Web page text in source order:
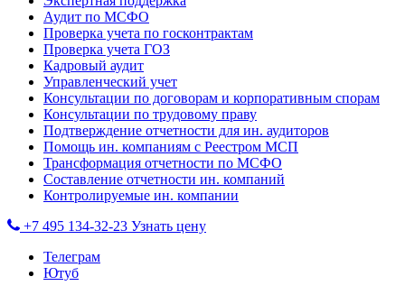
Аудит по МСФО
Проверка учета по госконтрактам
Проверка учета ГОЗ
Кадровый аудит
Управленческий учет
Консультации по договорам и корпоративным спорам
Консультации по трудовому праву
Подтверждение отчетности для ин. аудиторов
Помощь ин. компаниям с Реестром МСП
Трансформация отчетности по МСФО
Составление отчетности ин. компаний
Контролируемые ин. компании
+7 495 134-32-23 Узнать цену
Телеграм
Ютуб